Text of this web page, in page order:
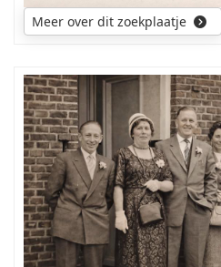
Meer over dit zoekplaatje
Wie
kan
mij
aan
namen
helpen
van
deze
personen?